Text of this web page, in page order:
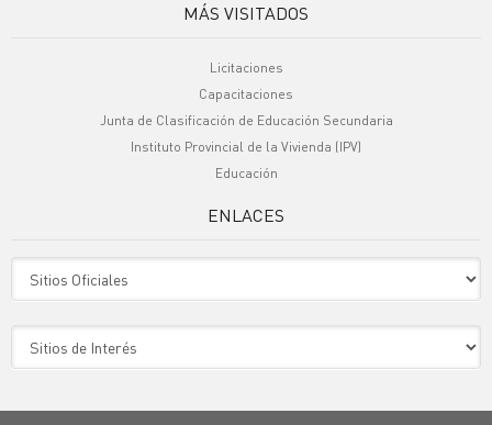
MÁS VISITADOS
Licitaciones
Capacitaciones
Junta de Clasificación de Educación Secundaria
Instituto Provincial de la Vivienda (IPV)
Educación
ENLACES